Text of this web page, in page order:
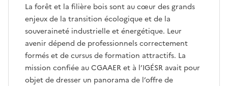
La forêt et la filière bois sont au cœur des grands
enjeux de la transition écologique et de la
souveraineté industrielle et énergétique. Leur
avenir dépend de professionnels correctement
formés et de cursus de formation attractifs. La
mission confiée au CGAAER et à l’IGÉSR avait pour
objet de dresser un panorama de l’offre de